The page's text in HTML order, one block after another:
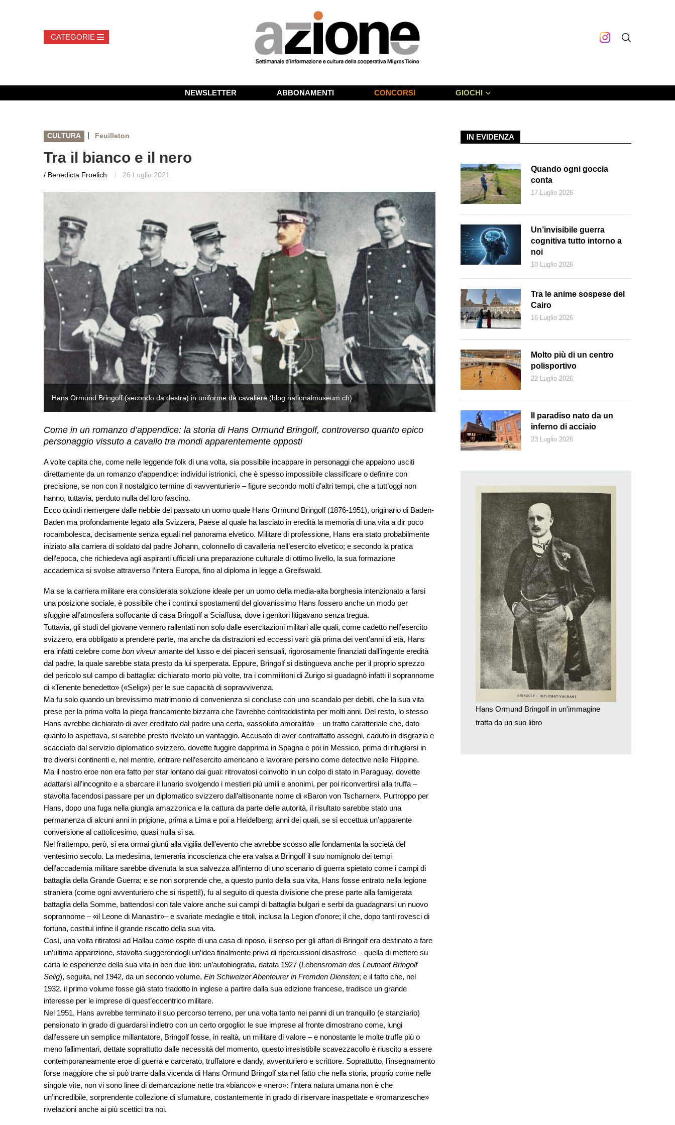
NEWSLETTER ABBONAMENTI CONCORSI GIOCHI
CULTURA | Feuilleton
Tra il bianco e il nero
/ Benedicta Froelich 26 Luglio 2021
Hans Ormund Bringolf (secondo da destra) in uniforme da cavaliere (blog.nationalmuseum.ch) Hans Ormund Bringolf (secondo da destra) in uniforme da cavaliere
Come in un romanzo d’appendice: la storia di Hans Ormund Bringolf, controverso quanto epico
personaggio vissuto a cavallo tra mondi apparentemente opposti
A volte capita che, come nelle leggende folk di una volta, sia possibile incappare in personaggi che appaiono usciti
direttamente da un romanzo d’appendice: individui istrionici, che è spesso impossibile classificare o definire con
precisione, se non con il nostalgico termine di «avventurieri» – figure secondo molti d’altri tempi, che a tutt’oggi non
hanno, tuttavia, perduto nulla del loro fascino.
Ecco quindi riemergere dalle nebbie del passato un uomo quale Hans Ormund Bringolf (1876-1951), originario di Baden-
Baden ma profondamente legato alla Svizzera, Paese al quale ha lasciato in eredità la memoria di una vita a dir poco
rocambolesca, decisamente senza eguali nel panorama elvetico. Militare di professione, Hans era stato probabilmente
iniziato alla carriera di soldato dal padre Johann, colonnello di cavalleria nell’esercito elvetico; e secondo la pratica
dell’epoca, che richiedeva agli aspiranti ufficiali una preparazione culturale di ottimo livello, la sua formazione
accademica si svolse attraverso l’intera Europa, fino al diploma in legge a Greifswald.
Ma se la carriera militare era considerata soluzione ideale per un uomo della media-alta borghesia intenzionato a farsi
una posizione sociale, è possibile che i continui spostamenti del giovanissimo Hans fossero anche un modo per
sfuggire all’atmosfera soffocante di casa Bringolf a Sciaffusa, dove i genitori litigavano senza tregua.
Tuttavia, gli studi del giovane vennero rallentati non solo dalle esercitazioni militari alle quali, come cadetto nell’esercito
svizzero, era obbligato a prendere parte, ma anche da distrazioni ed eccessi vari: già prima dei vent’anni di età, Hans
era infatti celebre come bon viveuramante del lusso e dei piaceri sensuali, rigorosamente finanziati dall’ingente eredità
dal padre, la quale sarebbe stata presto da lui sperperata. Eppure, Bringolf si distingueva anche per il proprio sprezzo
del pericolo sul campo di battaglia: dichiarato morto più volte, tra i commilitoni di Zurigo si guadagnò infatti il soprannome
di «Tenente benedetto» («Selig») per le sue capacità di sopravvivenza.
Ma fu solo quando un brevissimo matrimonio di convenienza si concluse con uno scandalo per debiti, che la sua vita
prese per la prima volta la piega francamente bizzarra che l’avrebbe contraddistinta per molti anni. Del resto, lo stesso
Hans avrebbe dichiarato di aver ereditato dal padre una certa, «assoluta amoralità» – un tratto caratteriale che, dato
quanto lo aspettava, si sarebbe presto rivelato un vantaggio. Accusato di aver contraffatto assegni, caduto in disgrazia e
scacciato dal servizio diplomatico svizzero, dovette fuggire dapprima in Spagna e poi in Messico, prima di rifugiarsi in
tre diversi continenti e, nel mentre, entrare nell’esercito americano e lavorare persino come detective nelle Filippine.
Ma il nostro eroe non era fatto per star lontano dai guai: ritrovatosi coinvolto in un colpo di stato in Paraguay, dovette
adattarsi all’incognito e a sbarcare il lunario svolgendo i mestieri più umili e anonimi, per poi riconvertirsi alla truffa –
stavolta facendosi passare per un diplomatico svizzero dall’altisonante nome di «Baron von Tscharner». Purtroppo per
Hans, dopo una fuga nella giungla amazzonica e la cattura da parte delle autorità, il risultato sarebbe stato una
permanenza di alcuni anni in prigione, prima a Lima e poi a Heidelberg; anni dei quali, se si eccettua un’apparente
conversione al cattolicesimo, quasi nulla si sa.
Nel frattempo, però, si era ormai giunti alla vigilia dell’evento che avrebbe scosso alle fondamenta la società del
ventesimo secolo. La medesima, temeraria incoscienza che era valsa a Bringolf il suo nomignolo dei tempi
dell’accademia militare sarebbe divenuta la sua salvezza all’interno di uno scenario di guerra spietato come i campi di
battaglia della Grande Guerra; e se non sorprende che, a questo punto della sua vita, Hans fosse entrato nella legione
straniera (come ogni avventuriero che si rispetti!), fu al seguito di questa divisione che prese parte alla famigerata
battaglia della Somme, battendosi con tale valore anche sui campi di battaglia bulgari e serbi da guadagnarsi un nuovo
soprannome – «il Leone di Manastir»– e svariate medaglie e titoli, inclusa la Legion d’onore; il che, dopo tanti rovesci di
fortuna, costituì infine il grande riscatto della sua vita.
Così, una volta ritiratosi ad Hallau come ospite di una casa di riposo, il senso per gli affari di Bringolf era destinato a fare
un’ultima apparizione, stavolta suggerendogli un’idea finalmente priva di ripercussioni disastrose – quella di mettere su
carta le esperienze della sua vita in ben due libri: un’autobiografia, datata 1927 (Lebensroman des Leutnant Bringolf
Selig), seguita, nel 1942, da un secondo volume, Ein Schweizer Abenteurer in Fremden Diensten; e il fatto che, nel
1932, il primo volume fosse già stato tradotto in inglese a partire dalla sua edizione francese, tradisce un grande
interesse per le imprese di quest’eccentrico militare.
Nel 1951, Hans avrebbe terminato il suo percorso terreno, per una volta tanto nei panni di un tranquillo (e stanziario)
pensionato in grado di guardarsi indietro con un certo orgoglio: le sue imprese al fronte dimostrano come, lungi
dall’essere un semplice millantatore, Bringolf fosse, in realtà, un militare di valore – e nonostante le molte truffe più o
meno fallimentari, dettate soprattutto dalle necessità del momento, questo irresistibile scavezzacollo è riuscito a essere
contemporaneamente eroe di guerra e carcerato, truffatore e dandy, avventuriero e scrittore. Soprattutto, l’insegnamento
forse maggiore che si può trarre dalla vicenda di Hans Ormund Bringolf sta nel fatto che nella storia, proprio come nelle
singole vite, non vi sono linee di demarcazione nette tra «bianco» e «nero»: l’intera natura umana non è che
un’incredibile, sorprendente collezione di sfumature, costantemente in grado di riservare inaspettate e «romanzesche»
rivelazioni anche ai più scettici tra noi.
IN EVIDENZA
Quando ogni goccia
conta
17 Luglio 2026
Un’invisibile guerra
cognitiva tutto intorno a
noi
10 Luglio 2026
Tra le anime sospese del
Cairo
16 Luglio 2026
Molto più di un centro
polisportivo
22 Luglio 2026
Il paradiso nato da un
inferno di acciaio
23 Luglio 2026
Hans Ormund Bringolf in un'immagine
tratta da un suo libro